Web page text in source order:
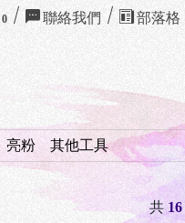
0 聯絡我們 部落格
亮粉 其他工具
共 16